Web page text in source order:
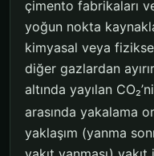
çimento fabrikaları
yoğun nokta
kimyasal veya
diğer gazlardan
altında yayılan
arasında yakalama
yaklaşım (yanma